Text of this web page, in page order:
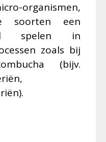
organismen,
soorten een
spelen in
zoals bij
(bijv.